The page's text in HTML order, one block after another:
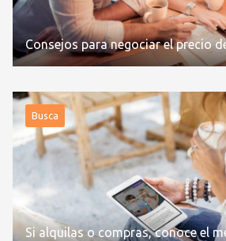
Consejos para negociar el precio
Busca
Si alquilas o compras, conoce el